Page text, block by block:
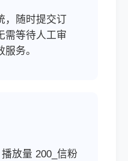
，随时提交订
需等待人工审
务。
放量 200_信粉